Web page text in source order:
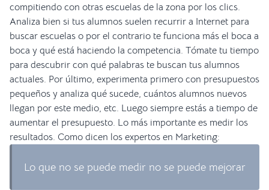
compitiendo con otras escuelas de la zona por los clics.
Analiza bien si tus alumnos suelen recurrir a Internet para
buscar escuelas o por el contrario te funciona más el boca a
boca y qué está haciendo la competencia. Tómate tu tiempo
para descubrir con qué palabras te buscan tus alumnos
actuales. Por último, experimenta primero con presupuestos
pequeños y analiza qué sucede, cuántos alumnos nuevos
llegan por este medio, etc. Luego siempre estás a tiempo de
aumentar el presupuesto. Lo más importante es medir los
resultados. Como dicen los expertos en Marketing:
Lo que no se puede medir no se puede mejorar